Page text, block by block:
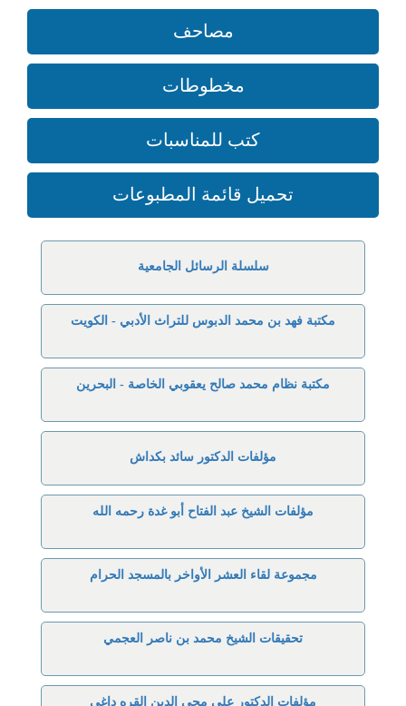
مصاحف
مخطوطات
كتب للمناسبات
تحميل قائمة المطبوعات
سلسلة الرسائل الجامعية
مكتبة فهد بن محمد الدبوس للتراث الأدبي - الكويت
مكتبة نظام محمد صالح يعقوبي الخاصة - البحرين
مؤلفات الدكتور سائد بكداش
مؤلفات الشيخ عبد الفتاح أبو غدة رحمه الله
مجموعة لقاء العشر الأواخر بالمسجد الحرام
تحقيقات الشيخ محمد بن ناصر العجمي
مؤلفات الدكتور علي محي الدين القره داغي